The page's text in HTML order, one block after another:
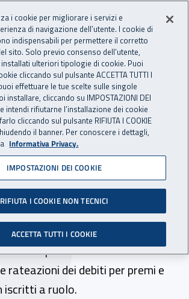
Istituto Nazionale
Apri cerca
principale
Ti trovi in:
Avvisi
dei debiti per
accessori non
ruolo: nuova
n. 19 dell'8 maggio 2026 si
operative sulla nuova
rateazioni dei debiti per premi e
iscritti a ruolo.
i cookie per migliorare i servizi e
di navigazione dell’utente. I cookie di
indispensabili per permettere il corretto
sito. Solo previo consenso dell’utente,
ulteriori tipologie di cookie. Puoi
cliccando sul pulsante ACCETTA TUTTI I
effettuare le tue scelte sulle singole
installare, cliccando su IMPOSTAZIONI DEI
intendi rifiutarne l’installazione dei cookie
cliccando sul pulsante RIFIUTA I COOKIE
il banner. Per conoscere i dettagli,
Informativa Privacy.
IMPOSTAZIONI DEI COOKIE
RIFIUTA I COOKIE NON TECNICI
ACCETTA TUTTI I COOKIE